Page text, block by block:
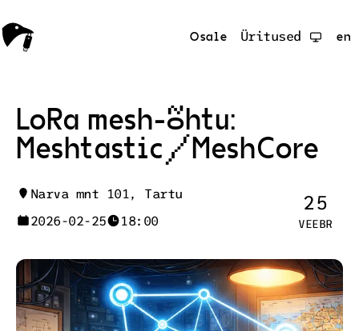
Osale Üritused en
LoRa mesh-õhtu:
Meshtastic/MeshCore
Narva mnt 101, Tartu
2026-02-25 18:00
25
VEEBR